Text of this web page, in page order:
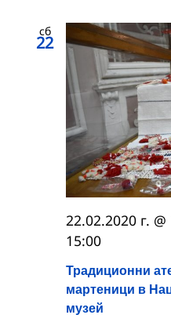
сб
22
Традиционни
мартеници в
музей
22.02.2020 г.
15:00